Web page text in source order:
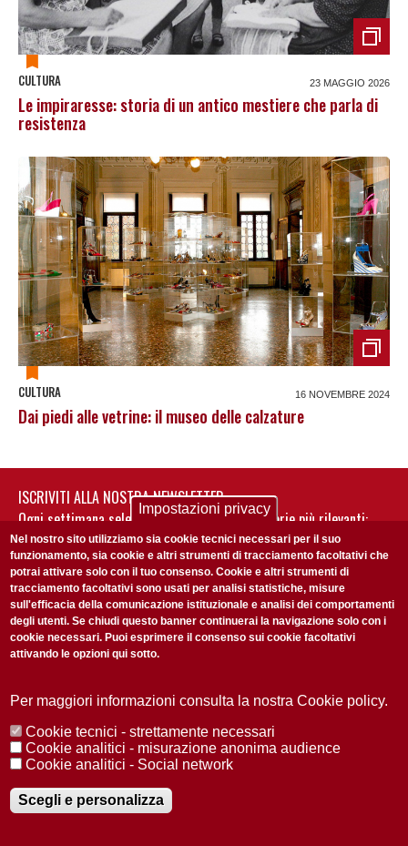
CULTURA 23 MAGGIO 2026
Le impiraresse: storia di un antico mestiere che parla di
resistenza
CULTURA 16 NOVEMBRE 2024
Dai piedi alle vetrine: il museo delle calzature
ISCRIVITI ALLA NOSTRA NEWSLETTER
Ogni settimana selezioniamo per te nostre storie più rilevanti:
non perderti gli aggiornamenti della nostra newsletter
Accetto laPrivacy Policy
Redazione Copyright Privacy
Area stampa
© 2025 Università di Padova
Registrazione presso il Tribunale di Padova n. 2097/2012 del 18 giugno
2012
Impostazioni privacy
Nel nostro sito utilizziamo sia cookie tecnici necessari per il suo
funzionamento, sia cookie e altri strumenti di tracciamento facoltativi che
potrai attivare solo con il tuo consenso. Cookie e altri strumenti di
tracciamento facoltativi sono usati per analisi statistiche, misure
sull'efficacia della comunicazione istituzionale e analisi dei comportamenti
degli utenti. Se chiudi questo banner continuerai la navigazione solo con i
cookie necessari. Puoi esprimere il consenso sui cookie facoltativi
attivando le opzioni qui sotto.
Per maggiori informazioni consulta la nostra Cookie policy.
Cookie tecnici - strettamente necessari
Cookie analitici - misurazione anonima audience
Cookie analitici - Social network
Scegli e personalizza